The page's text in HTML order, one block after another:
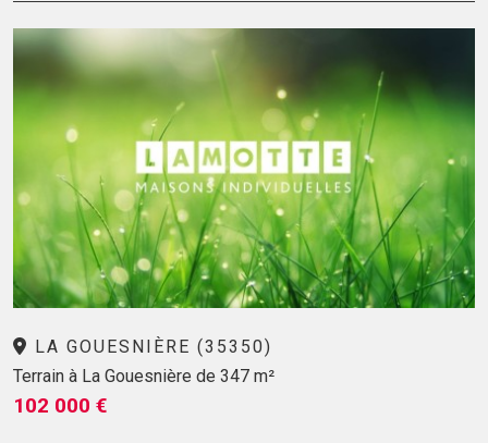
LA GOUESNIÈRE (35350)
Terrain à La Gouesnière de 347 m²
102 000 €